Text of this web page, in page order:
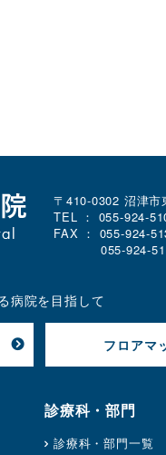
〒410-0302 沼津市
TEL ： 055-924-
FAX ： 055-924-
055-924-
病院を目指して
フロアマ
診療科・部門
診療科・部門一覧